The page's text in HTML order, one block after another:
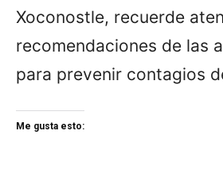
Xoconostle, recuerde
recomendaciones de las
para prevenir contagios
Me gusta esto: